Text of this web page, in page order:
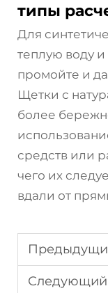
типы
Для
теплую воду
промойте и
Щетки с
более
средств или
чего их
вдали от